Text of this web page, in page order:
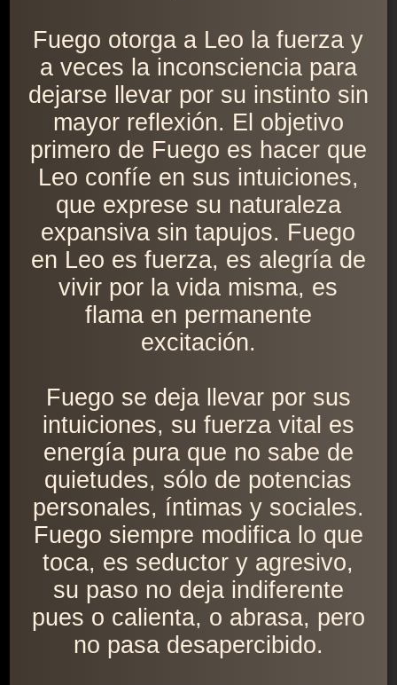
Fuego otorga a Leo la fuerza y
a veces la inconsciencia para
dejarse llevar por su instinto sin
mayor reflexión. El objetivo
primero de Fuego es hacer que
Leo confíe en sus intuiciones,
que exprese su naturaleza
expansiva sin tapujos. Fuego
en Leo es fuerza, es alegría de
vivir por la vida misma, es
flama en permanente
excitación.
Fuego se deja llevar por sus
intuiciones, su fuerza vital es
energía pura que no sabe de
quietudes, sólo de potencias
personales, íntimas y sociales.
Fuego siempre modifica lo que
toca, es seductor y agresivo,
su paso no deja indiferente
pues o calienta, o abrasa, pero
no pasa desapercibido.